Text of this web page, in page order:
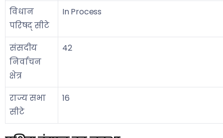
विधान
परिषद् सीटे
In Process
संसदीय
निर्वाचन
क्षेत्र
42
राज्य सभा
सीटे
16